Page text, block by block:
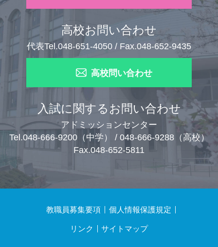
高校お問い合わせ
代表Tel.048-651-4050 / Fax.048-652-9435
高校問い合わせ
入試に関するお問い合わせ
アドミッションセンター
Tel.048-666-9200（中学） / 048-666-9288（高校）
Fax.048-652-5811
教職員募集要項 個人情報保護規定
リンク サイトマップ